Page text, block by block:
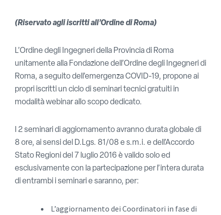
(Riservato agli iscritti all’Ordine di Roma)
L’Ordine degli Ingegneri della Provincia di Roma
unitamente alla Fondazione dell’Ordine degli Ingegneri di
Roma, a seguito dell’emergenza COVID-19, propone ai
propri iscritti un ciclo di seminari tecnici gratuiti in
modalità webinar allo scopo dedicato.
I 2 seminari di aggiornamento avranno durata globale di
8 ore, ai sensi del D.Lgs. 81/08 e s.m.i. e dell’Accordo
Stato Regioni del 7 luglio 2016 è valido solo ed
esclusivamente con la partecipazione per l’intera durata
di entrambi i seminari e saranno, per:
L’aggiornamento dei Coordinatori in fase di